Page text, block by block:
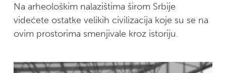
Na arheološkim nalazištima širom Srbije
videćete ostatke velikih civilizacija koje su se na
ovim prostorima smenjivale kroz istoriju.